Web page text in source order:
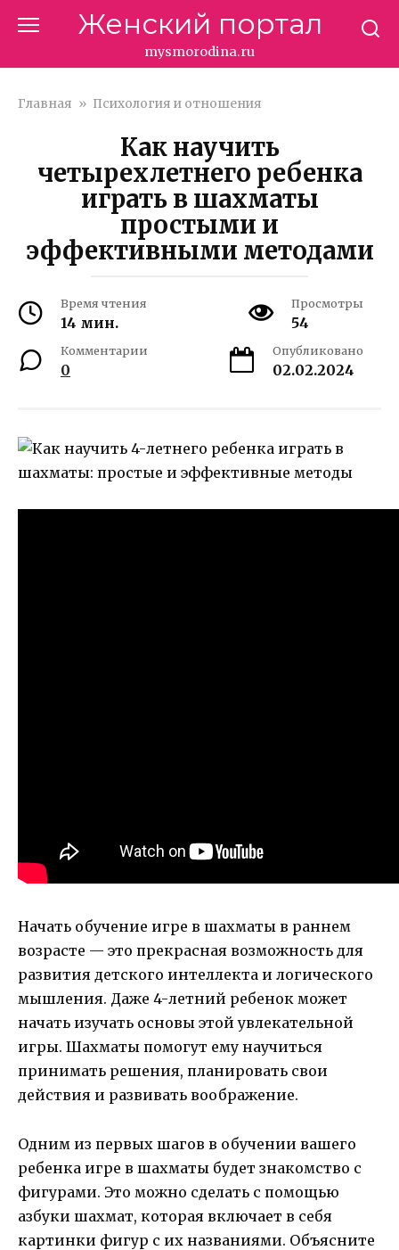
Женский портал
mysmorodina.ru
Главная » Психология и отношения
Как научить
четырехлетнего ребенка
играть в шахматы
простыми и
эффективными методами
Время чтения
14 мин.
Просмотры
54
Комментарии
0
Опубликовано
02.02.2024
Начать обучение игре в шахматы в раннем
возрасте — это прекрасная возможность для
развития детского интеллекта и логического
мышления. Даже 4-летний ребенок может
начать изучать основы этой увлекательной
игры. Шахматы помогут ему научиться
принимать решения, планировать свои
действия и развивать воображение.
Одним из первых шагов в обучении вашего
ребенка игре в шахматы будет знакомство с
фигурами. Это можно сделать с помощью
азбуки шахмат, которая включает в себя
картинки фигур с их названиями. Объясните